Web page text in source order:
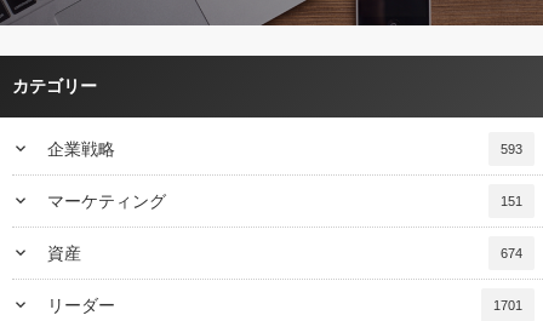
カテゴリー
keyboard_arrow_down 企業戦略 593
keyboard_arrow_down マーケティング 151
keyboard_arrow_down 資産 674
keyboard_arrow_down リーダー 1701